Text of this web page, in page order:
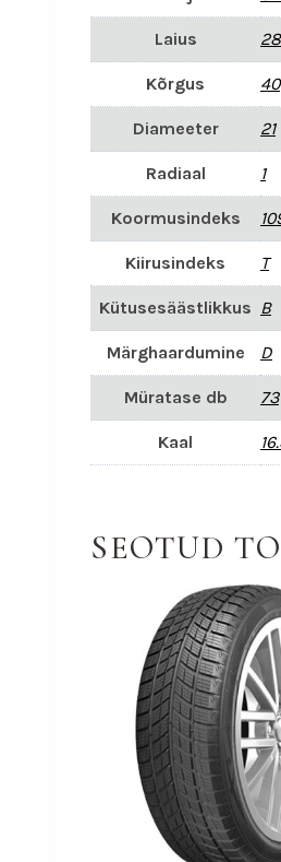
Laius
Kõrgus 40
Diameeter 21
Radiaal 1
Koormusindeks
Kiirusindeks T
Kütusesäästlikkus B
Märghaardumine D
Müratase db 73
Kaal
SEOTUD